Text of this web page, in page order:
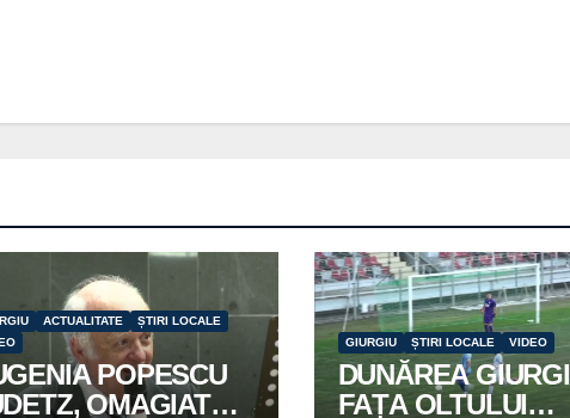
ACTUALITATE
ȘTIRI LOCALE
POPESCU
OMAGIATĂ
GIURGIU ȘTIRI LOCALE VIDEO
DUNĂREA
FAȚA OLTULUI